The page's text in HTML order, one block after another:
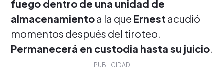
fuego dentro de una unidad de
almacenamientoa la que Ernest acudió
momentos después del tiroteo.
Permanecerá en custodia hasta su juicio.